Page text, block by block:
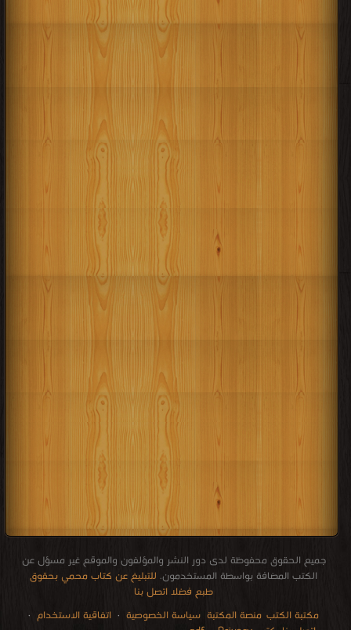
جميع الحقوق محفوظة لدى دور النشر والمؤلفون والموقع غير مسؤل عن
الكتب المضافة بواسطة المستخدمون. للتبليغ عن كتاب محمي بحقوق
طبع فضلا اتصل بنا
مكتبة الكتب منصة المكتبة سياسة الخصوصية · اتفاقية الاستخدام ·